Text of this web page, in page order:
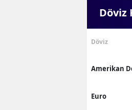
Döviz
Döviz
Amerikan
Euro